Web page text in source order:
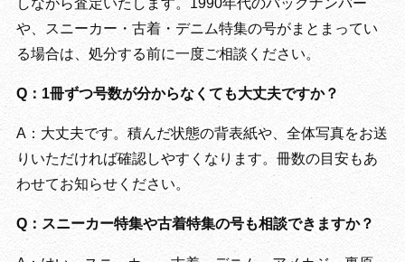
しながら査定いたします。1990年代のバックナンバー
や、スニーカー・古着・デニム特集の号がまとまってい
る場合は、処分する前に一度ご相談ください。
Q：1冊ずつ号数が分からなくても大丈夫ですか？
A：大丈夫です。積んだ状態の背表紙や、全体写真をお送
りいただければ確認しやすくなります。冊数の目安もあ
わせてお知らせください。
Q：スニーカー特集や古着特集の号も相談できますか？